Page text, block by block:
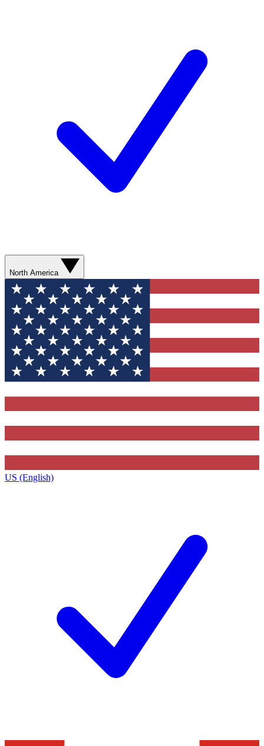
North America
US (English)